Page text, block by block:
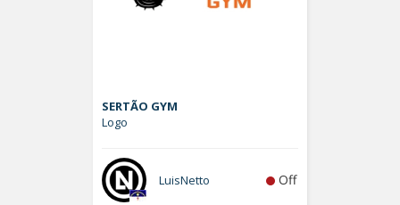
SERTÃO GYM
Logo
LuisNetto Off